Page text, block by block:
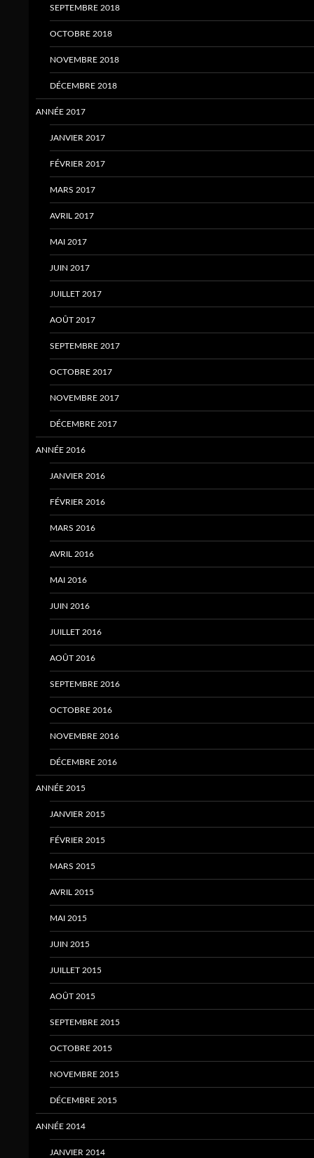
SEPTEMBRE 2018
OCTOBRE 2018
NOVEMBRE 2018
DÉCEMBRE 2018
ANNÉE 2017
JANVIER 2017
FÉVRIER 2017
MARS 2017
AVRIL 2017
MAI 2017
JUIN 2017
JUILLET 2017
AOÛT 2017
SEPTEMBRE 2017
OCTOBRE 2017
NOVEMBRE 2017
DÉCEMBRE 2017
ANNÉE 2016
JANVIER 2016
FÉVRIER 2016
MARS 2016
AVRIL 2016
MAI 2016
JUIN 2016
JUILLET 2016
AOÛT 2016
SEPTEMBRE 2016
OCTOBRE 2016
NOVEMBRE 2016
DÉCEMBRE 2016
ANNÉE 2015
JANVIER 2015
FÉVRIER 2015
MARS 2015
AVRIL 2015
MAI 2015
JUIN 2015
JUILLET 2015
AOÛT 2015
SEPTEMBRE 2015
OCTOBRE 2015
NOVEMBRE 2015
DÉCEMBRE 2015
ANNÉE 2014
JANVIER 2014